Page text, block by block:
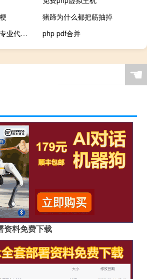
猪蹄为什么都把筋抽掉
电子电路设计与工艺专业代码是什么
php pdf合并
☚
资料免费下载